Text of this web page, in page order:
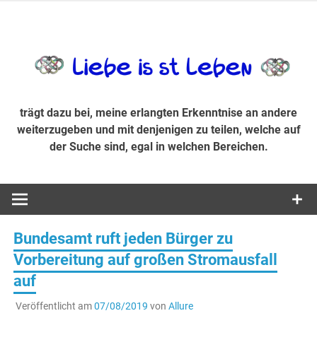
Suche sind, egal in welchen Bereichen.
trägt dazu bei, meine erlangten Erkenntnise an andere
weiterzugeben und mit denjenigen zu teilen, welche auf
der Suche sind, egal in welchen Bereichen.
Bundesamt ruft jeden Bürger zu
Vorbereitung auf großen Stromausfall
auf
Veröffentlicht am07/08/2019 von Allure